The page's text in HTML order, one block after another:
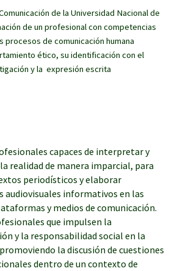
de la Universidad Nacional de
de un profesional con competencias
procesos de comunicación humana
ético, su identificación con el
y la expresión escrita
capaces de interpretar y
realidad de manera imparcial, para
periodísticos y elaborar
audiovisuales informativos en las
y medios de comunicación.
que impulsen la
y la responsabilidad social en la
la discusión de cuestiones
dentro de un contexto de